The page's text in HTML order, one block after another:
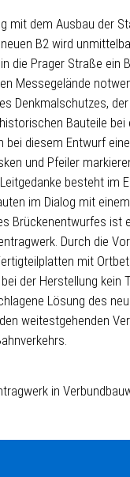
mit dem Ausbau der
B2 wird
die Prager Straße ein
Messegelände
Denkmalschutzes,
Bauteile bei
bei diesem Entwurf
und Pfeiler
besteht im
im Dialog mit
Brückenentwurfes ist
Durch die
mit
der Herstellung kein
Lösung des
weitestgehenden
in